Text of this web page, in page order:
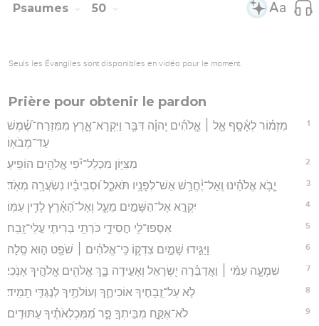
Psaumes 50
Seuls les Évangiles sont disponibles en vidéo pour le moment.
Prière pour obtenir le pardon
1
מִזְמ֗וֹר לְאָ֫סָ֥ף אֵ֤ל ׀ אֱ‍ֽלֹהִ֡ים יְֽהוָ֗ה דִּבֶּ֥ר וַיִּקְרָא־אָ֑רֶץ מִמִּזְרַח־שֶׁ֝֗מֶשׁ
עַד־מְבֹאֽוֹ׃
2 מִצִּיּ֥וֹן מִכְלַל־יֹ֗פִי אֱלֹהִ֥ים הוֹפִֽיעַ׃
3 יָ֤בֹ֥א אֱלֹהֵ֗ינוּ וְֽאַל־יֶ֫חֱרַ֥שׁ אֵשׁ־לְפָנָ֥יו תֹּאכֵ֑ל וּ֝סְבִיבָ֗יו נִשְׂעֲרָ֥ה מְאֹֽד׃
4 יִקְרָ֣א אֶל־הַשָּׁמַ֣יִם מֵעָ֑ל וְאֶל־הָ֝אָ֗רֶץ לָדִ֥ין עַמּֽוֹ׃
5 אִסְפוּ־לִ֥י חֲסִידָ֑י כֹּרְתֵ֖י בְרִיתִ֣י עֲלֵי־זָֽבַח׃
6 וַיַּגִּ֣ידוּ שָׁמַ֣יִם צִדְק֑וֹ כִּֽי־אֱלֹהִ֓ים ׀ שֹׁפֵ֖ט ה֣וּא סֶֽלָה׃
7 שִׁמְעָ֤ה עַמִּ֨י ׀ וַאֲדַבֵּ֗רָה יִ֭שְׂרָאֵל וְאָעִ֣ידָה בָּ֑ךְ אֱלֹהִ֖ים אֱלֹהֶ֣יךָ אָנֹֽכִי׃
8 לֹ֣א עַל־זְ֭בָחֶיךָ אוֹכִיחֶ֑ךָ וְעוֹלֹתֶ֖יךָ לְנֶגְדִּ֣י תָמִֽיד׃
9 לֹא־אֶקַּ֣ח מִבֵּיתְךָ֣ פָ֑ר מִ֝מִּכְלְאֹתֶ֗יךָ עַתּוּדִֽים׃